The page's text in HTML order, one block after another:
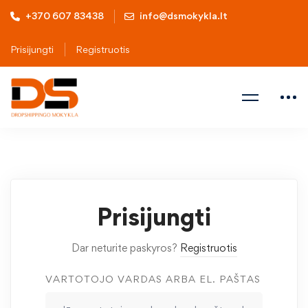
+370 607 83438 info@dsmokykla.lt
Prisijungti Registruotis
Prisijungti
Dar neturite paskyros? Registruotis
VARTOTOJO VARDAS ARBA EL. PAŠTAS